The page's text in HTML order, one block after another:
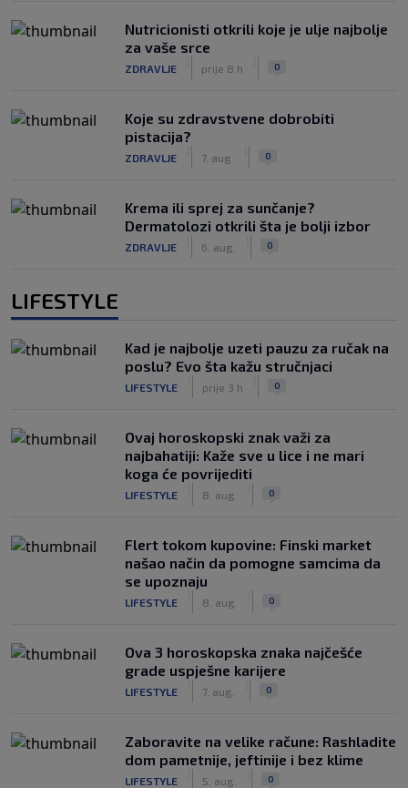
Nutricionisti otkrili koje je ulje najbolje
za vaše srce
ZDRAVLJE prije 8 h 0
Koje su zdravstvene dobrobiti
pistacija?
ZDRAVLJE 7. aug. 0
Krema ili sprej za sunčanje?
Dermatolozi otkrili šta je bolji izbor
ZDRAVLJE 6. aug. 0
LIFESTYLE
Kad je najbolje uzeti pauzu za ručak na
poslu? Evo šta kažu stručnjaci
LIFESTYLE prije 3 h 0
Ovaj horoskopski znak važi za
najbahatiji: Kaže sve u lice i ne mari
koga će povrijediti
LIFESTYLE 8. aug. 0
Flert tokom kupovine: Finski market
našao način da pomogne samcima da
se upoznaju
LIFESTYLE 8. aug. 0
Ova 3 horoskopska znaka najčešće
grade uspješne karijere
LIFESTYLE 7. aug. 0
Zaboravite na velike račune: Rashladite
dom pametnije, jeftinije i bez klime
LIFESTYLE 5. aug. 0